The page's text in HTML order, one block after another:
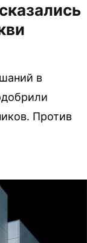
в
Против